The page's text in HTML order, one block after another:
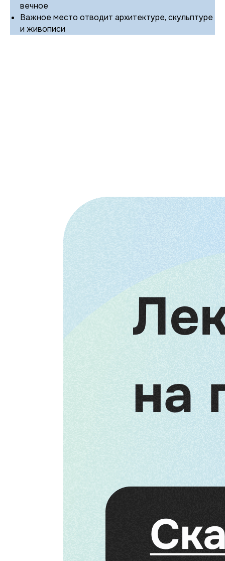
вечное
Важное место отводит архитектуре, скульптуре
и живописи